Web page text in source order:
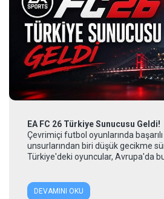
EA FC 26 Türkiye Sunucusu Geldi!
Çevrimiçi futbol oyunlarında
unsurlarından biri düşük gecikme
Türkiye'deki oyuncular, Avrupa'da
DEVAMINI OKU